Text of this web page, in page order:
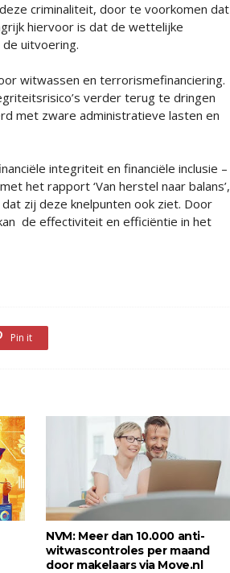
criminaliteit, door te voorkomen dat
hiervoor is dat de wettelijke
uitvoering.
witwassen en terrorismefinanciering.
verder terug te dringen
met zware administratieve lasten en
integriteit en financiële inclusie –
het rapport ‘Van herstel naar balans’,
zij deze knelpunten ook ziet. Door
de effectiviteit en efficiëntie in het
Pin it
NVM: Meer dan 10.000 anti-
witwascontroles per maand
door makelaars via Move.nl